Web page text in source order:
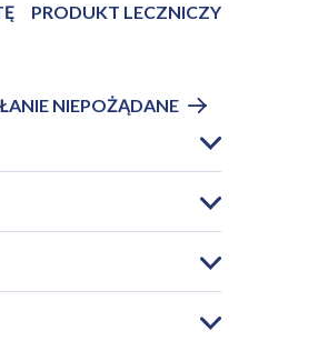
PRODUKT LECZNICZY
NIEPOŻĄDANE